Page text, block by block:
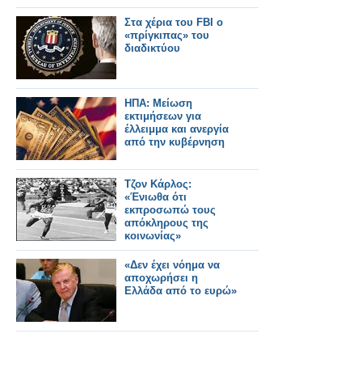
Στα χέρια του FBI ο
«πρίγκιπας» του
διαδικτύου
ΗΠΑ: Μείωση
εκτιμήσεων για
έλλειμμα και ανεργία
από την κυβέρνηση
Τζον Κάρλος:
«Ένιωθα ότι
εκπροσωπώ τους
απόκληρους της
κοινωνίας»
«Δεν έχει νόημα να
αποχωρήσει η
Ελλάδα από το ευρώ»